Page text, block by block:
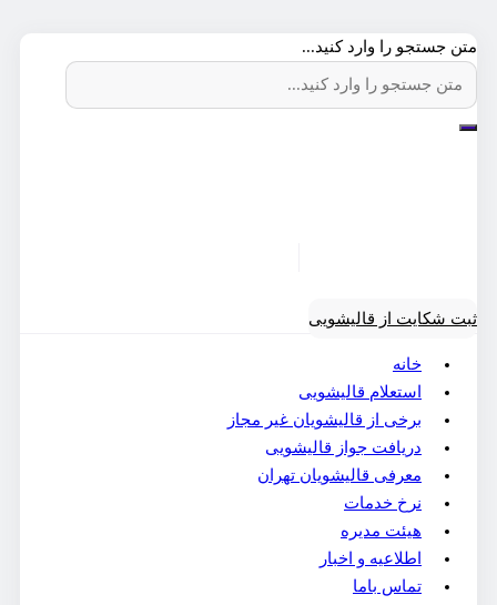
متن جستجو را وارد کنید...
ثبت شکایت از قالیشویی
خانه
استعلام قالیشویی
برخی از قالیشویان غیر مجاز
دریافت جواز قالیشویی
معرفی قالیشویان تهران
نرخ خدمات
هیئت مدیره
اطلاعیه و اخبار
تماس باما